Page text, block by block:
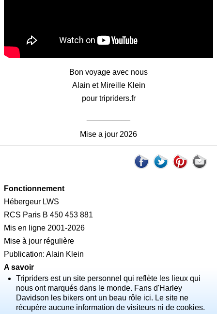
Bon voyage avec nous
Alain et Mireille Klein
pour tripriders.fr
Mise a jour 2026
Fonctionnement
Hébergeur LWS
RCS Paris B 450 453 881
Mis en ligne 2001-2026
Mise à jour régulière
Publication: Alain Klein
A savoir
Tripriders est un site personnel qui reflète les lieux qui
nous ont marqués dans le monde. Fans d'Harley
Davidson les bikers ont un beau rôle ici. Le site ne
récupère aucune information de visiteurs ni de cookies.